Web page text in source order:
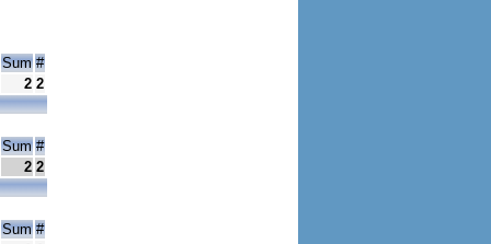
Sum #
2 2
Sum #
2 2
Sum #